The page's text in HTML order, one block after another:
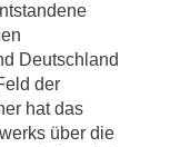
Deutschland
der
hat das
über die